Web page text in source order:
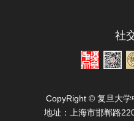
社
CopyRight © 复旦大
地址：
上海市邯郸路